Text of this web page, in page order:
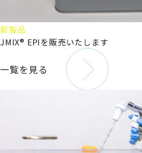
新製品
JMIX® EPIを販売いたします
一覧を見る